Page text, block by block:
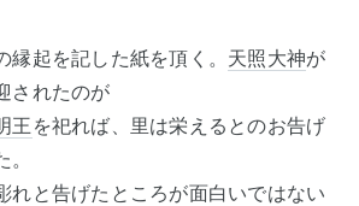
起を記した紙を頂く。 天照大神が
されたのが
王 を祀れば、里は栄えるとのお告げ
れと告げたところが面白いではない